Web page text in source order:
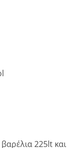
225lt και